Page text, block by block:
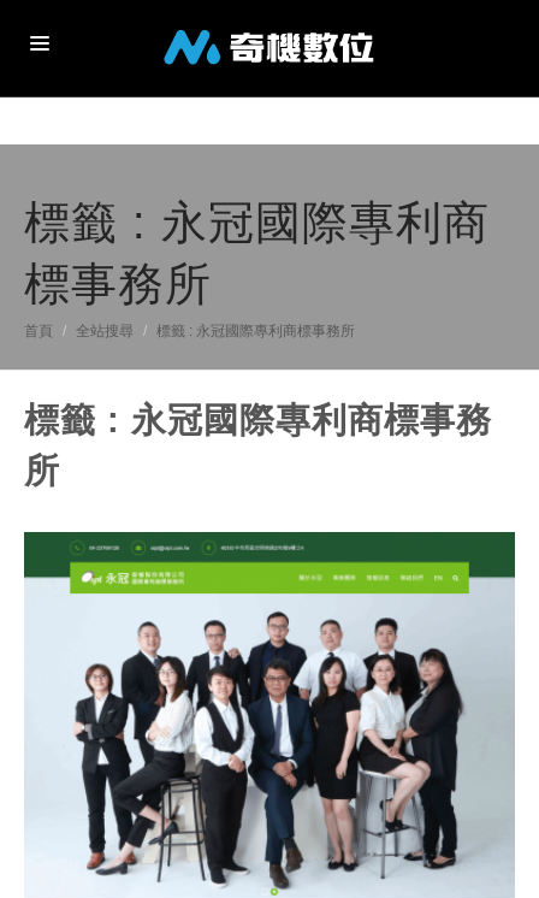
最新消息
客戶案例
聯絡我們
標籤 : 永冠國際專利商
標事務所
首頁 全站搜尋 標籤 : 永冠國際專利商標事務所
標籤 : 永冠國際專利商標事務
所